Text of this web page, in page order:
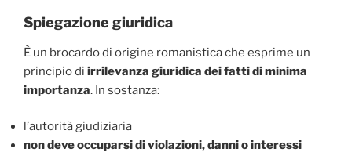
Spiegazione giuridica
È un brocardo di origine romanistica che esprime un
principio di irrilevanza giuridica dei fatti di minima
importanza. In sostanza:
l’autorità giudiziaria
non deve occuparsi di violazioni, danni o interessi